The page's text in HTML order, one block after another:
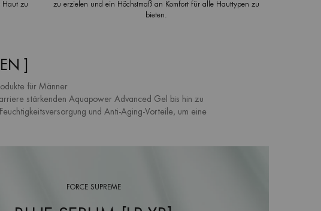
Haut zu
zu erzielen und ein Höchstmaß an Komfort für alle Hauttypen zu
bieten.
]
für Männer
stärkenden Aquapower Advanced Gel bis hin zu
und Anti-Aging-Vorteile, um eine
FORCE SUPREME